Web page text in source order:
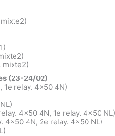
mixte2)
(23-24/02)
1e relay. 4×50 4N)
4×50 4N, 1e relay. 4×50 NL)
4×50 4N, 2e relay. 4×50 NL)